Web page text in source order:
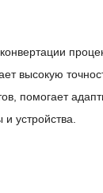
высокую
помогает
устройства.